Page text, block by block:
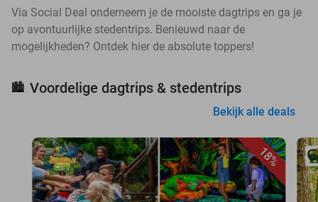
Via Social Deal onderneem je de mooiste dagtrips en ga je
op avontuurlijke stedentrips. Benieuwd naar de
mogelijkheden? Ontdek hier de absolute toppers!
🏙️ Voordelige dagtrips & stedentrips
Bekijk alle deals
18%